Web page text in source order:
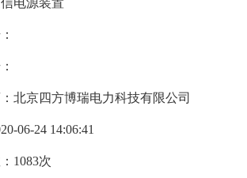
电源装置
北京四方博瑞电力科技有限公司
06-24 14:06:41
1083次